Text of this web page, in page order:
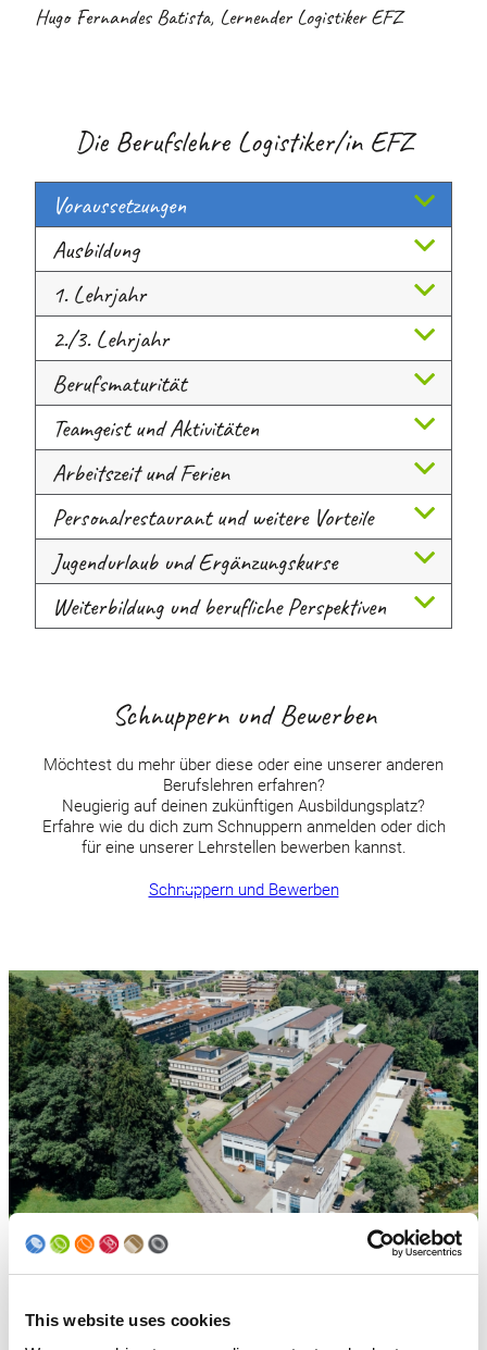
This website uses cookies
Hugo Fernandes Batista, Lernender Logistiker EFZ
Die Berufslehre Logistiker/in EFZ
Voraussetzungen
Ausbildung
1. Lehrjahr
2./3. Lehrjahr
Berufsmaturität
Teamgeist und Aktivitäten
Arbeitszeit und Ferien
Personalrestaurant und weitere Vorteile
Jugendurlaub und Ergänzungskurse
Weiterbildung und berufliche Perspektiven
Schnuppern und Bewerben
Möchtest du mehr über diese oder eine unserer anderen
Berufslehren erfahren?
Neugierig auf deinen zukünftigen Ausbildungsplatz?
Erfahre wie du dich zum Schnuppern anmelden oder dich
für eine unserer Lehrstellen bewerben kannst.
Schnuppern und Bewerben
Dein Ausbildungsort in Bergdietikon
Bergdietikon ist mit dem Auto oder mit ÖV, dank